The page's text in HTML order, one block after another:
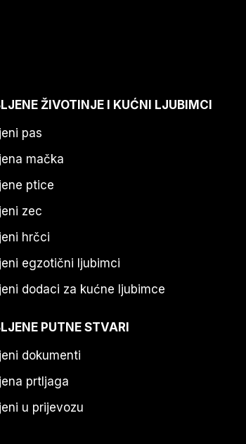
ŽIVOTINJE I KUĆNI LJUBIMCI
pas
mačka
ptice
zec
hrčci
egzotični ljubimci
dodaci za kućne ljubimce
PUTNE STVARI
dokumenti
prtljaga
u prijevozu